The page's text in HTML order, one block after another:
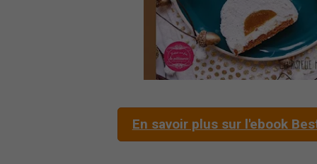
En savoir plus sur l'ebook